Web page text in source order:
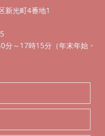
新光町4番地1
分～17時15分（年末年始・